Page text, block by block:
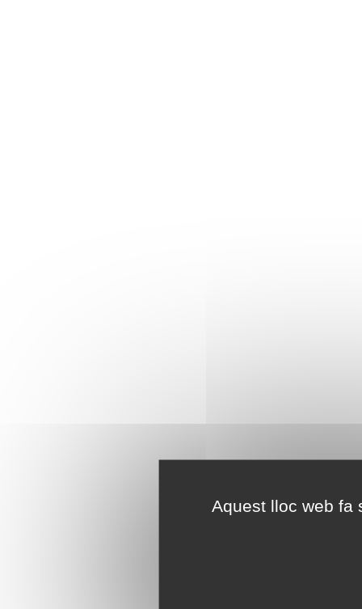
Aquest lloc web fa